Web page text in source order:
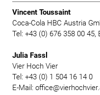
Vincent Toussaint
Coca-Cola HBC Austria
Tel: +43 (0) 676 358 00
Julia Fassl
Vier Hoch Vier
Tel: +43 (0) 1 504 16 14 0
E-Mail: